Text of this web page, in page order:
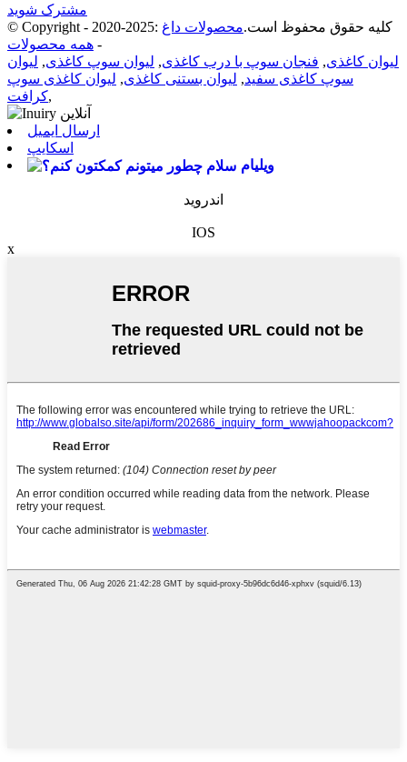
مشترک شوید
© Copyright - 2020-2025: کلیه حقوق محفوظ است. محصولات داغ
- همه محصولات
لیوان کاغذی, فنجان سوپ با درب کاغذی, لیوان سوپ کاغذی, لیوان
سوپ کاغذی سفید, لیوان بستنی کاغذی, لیوان کاغذی سوپ
کرافت,
ارسال ایمیل
اسکایپ
ویلیام
اندروید
IOS
x